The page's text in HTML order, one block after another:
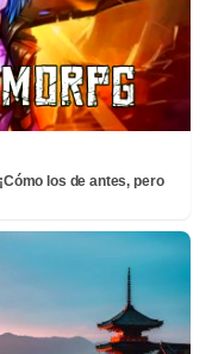
los de antes, pero